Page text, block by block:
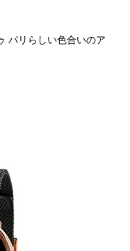
パリらしい色合いのア